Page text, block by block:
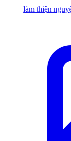
làm thiện